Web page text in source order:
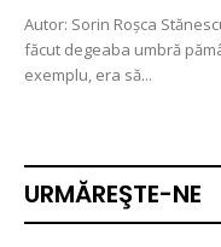
Autor: Sorin Roșca
făcut degeaba umbră
exemplu, era să...
URMĂREŞTE-NE